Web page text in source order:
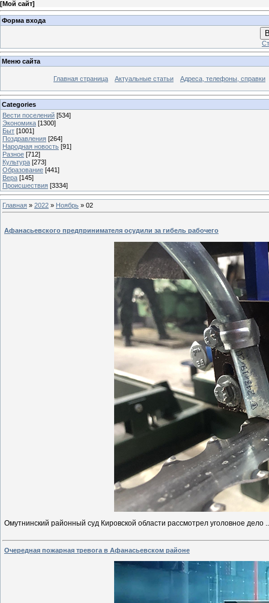
[Мой сайт]
Форма входа
Меню сайта
Главная страница Актуальные статьи Адреса, телефоны, справки
Categories
Вести поселений [534]
Экономика [1300]
Быт [1001]
Поздравления [264]
Народная новость [91]
Разное [712]
Культура [273]
Образование [441]
Вера [145]
Происшествия [3334]
Главная » 2022 » Ноябрь » 02
Афанасьевского предпринимателя осудили за гибель рабочего
Омутнинский районный суд Кировской области рассмотрел уголовное дело
Очередная пожарная тревога в Афанасьевском районе